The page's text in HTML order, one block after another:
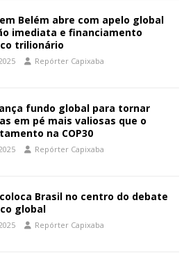
em Belém abre com apelo global
imediata e financiamento
trilionário
Repórter Capixaba
fundo global para tornar
em pé mais valiosas que o
na COP30
Repórter Capixaba
coloca Brasil no centro do debate
global
Repórter Capixaba